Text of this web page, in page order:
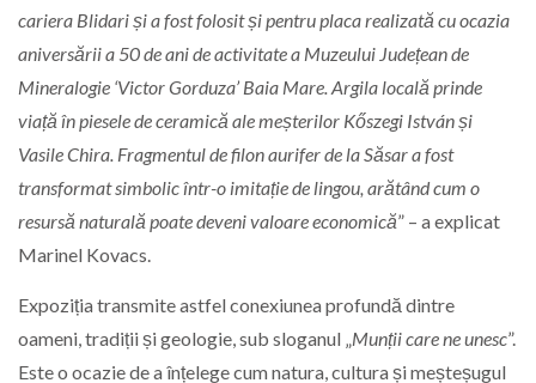
cariera Blidari și a fost folosit și pentru placa realizată cu ocazia
aniversării a 50 de ani de activitate a Muzeului Județean de
Mineralogie ‘Victor Gorduza’ Baia Mare. Argila locală prinde
viață în piesele de ceramică ale meșterilor Kőszegi István și
Vasile Chira. Fragmentul de filon aurifer de la Săsar a fost
transformat simbolic într-o imitație de lingou, arătând cum o
resursă naturală poate deveni valoare economică” – a explicat
Marinel Kovacs.
Expoziția transmite astfel conexiunea profundă dintre
oameni, tradiții și geologie, sub sloganul „Munții care ne unesc”.
Este o ocazie de a înțelege cum natura, cultura și meșteșugul